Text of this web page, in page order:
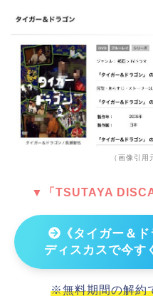
（画像引用
▼「TSUTAYA
《タイガー＆ド
ディスカスで今す
※無料期間の解約